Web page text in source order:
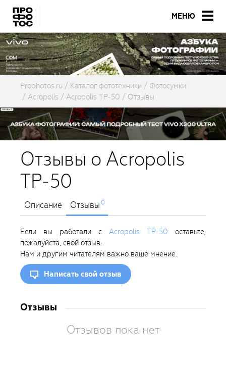
МЕНЮ
Prophotos.ru Каталог фототехники
Фотосумки
Acropolis
Acropolis ТР-50 Отзывы
Отзывы о Acropolis
ТР-50
Описание Отзывы0
Если вы работали с Acropolis ТР-50 оставьте,
пожалуйста, свой отзыв.
Нам и другим читателям важно ваше мнение.
Написать свой отзыв
Отзывы
Отзывов пока нет